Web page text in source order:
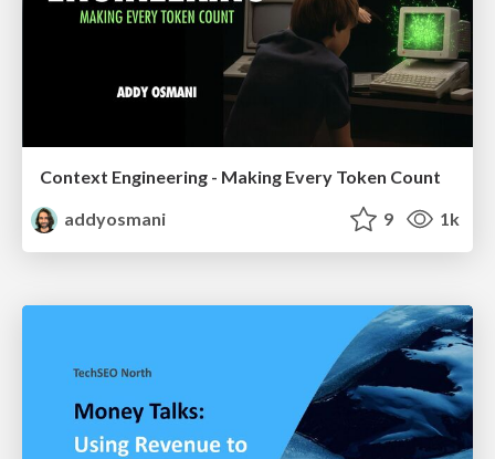
Context Engineering - Making Every Token Count
addyosmani
9 1k